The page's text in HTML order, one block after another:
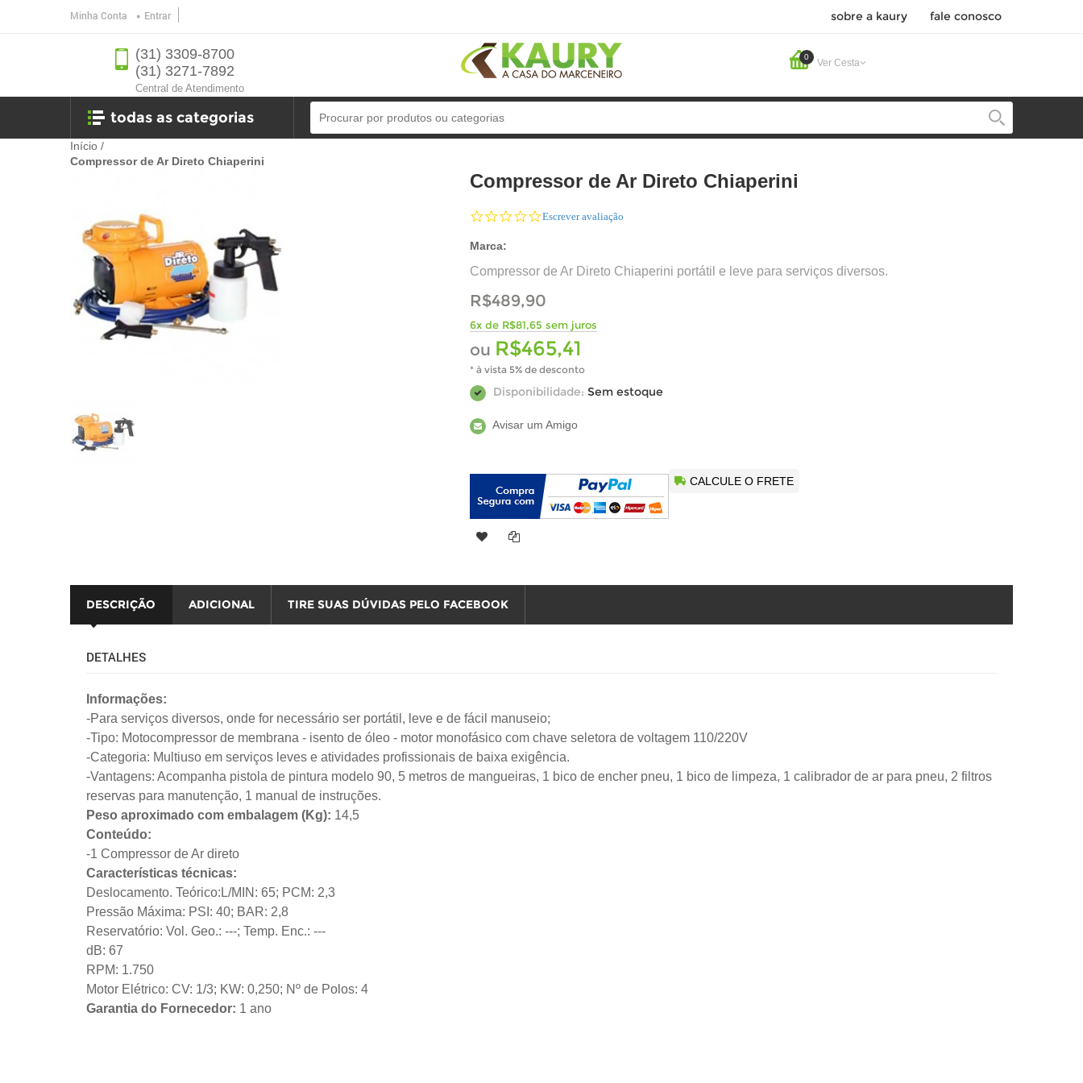
Minha Conta Entrar sobre a kaury fale conosco
(31) 3309-8700
(31) 3271-7892
Central de Atendimento
0
Ver Cesta
todas as categorias
Ferragens
oficina
jardim e lazer
utilidades e eletro
tintas e acessórios
Início /
Compressor de Ar Direto Chiaperini
Compressor de Ar Direto Chiaperini
0.0
Escrever avaliação
Marca:
Compressor de Ar Direto Chiaperini portátil e leve para serviços diversos.
R$489,90
6x de R$81,65 sem juros
ou R$465,41
* à vista 5% de desconto
Disponibilidade: Sem estoque
Avisar um Amigo
CALCULE O FRETE
DESCRIÇÃO ADICIONAL TIRE SUAS DÚVIDAS PELO FACEBOOK
DETALHES
Informações:
-Para serviços diversos, onde for necessário ser portátil, leve e de fácil manuseio;
-Tipo: Motocompressor de membrana - isento de óleo - motor monofásico com chave seletora de voltagem 110/220V
-Categoria: Multiuso em serviços leves e atividades profissionais de baixa exigência.
-Vantagens: Acompanha pistola de pintura modelo 90, 5 metros de mangueiras, 1 bico de encher pneu, 1 bico de limpeza, 1 calibrador de ar para pneu, 2 filtros
reservas para manutenção, 1 manual de instruções.
Peso aproximado com embalagem (Kg): 14,5
Conteúdo:
-1 Compressor de Ar direto
Características técnicas:
Deslocamento. Teórico:L/MIN: 65; PCM: 2,3
Pressão Máxima: PSI: 40; BAR: 2,8
Reservatório: Vol. Geo.: ---; Temp. Enc.: ---
dB: 67
RPM: 1.750
Motor Elétrico: CV: 1/3; KW: 0,250; Nº de Polos: 4
Garantia do Fornecedor: 1 ano